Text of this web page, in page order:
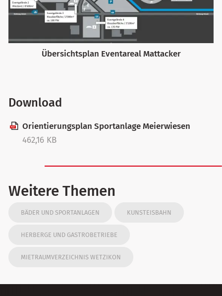
Übersichtsplan Eventareal Mattacker
Download
Orientierungsplan Sportanlage Meierwiesen
462,16 KB
Weitere Themen
BÄDER UND SPORTANLAGEN KUNSTEISBAHN
HERBERGE UND GASTROBETRIEBE
MIETRAUMVERZEICHNIS WETZIKON